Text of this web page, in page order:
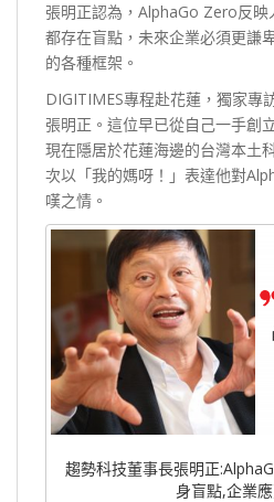
張明正認為，AlphaGo Zero反
都存在盲點，未來企業必須更謙
的各種框架。
DIGITIMES專程赴花蓮，獨家專
張明正。這位早已從自己一手創
現在隱居於花蓮海邊的台灣本土
次以「我的媽呀！」表達他對
嘆之情。
趨勢科技董事長張明正
身盲點,企業